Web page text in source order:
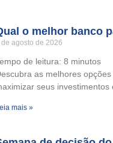
o melhor banco
de agosto de 2026
de leitura: 8 minutos
as melhores
seus
mais »